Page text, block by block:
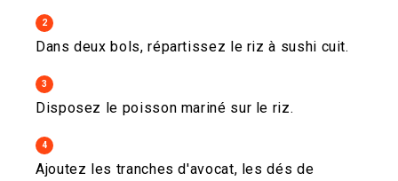
2
Dans deux bols, répartissez le riz à sushi cuit.
3
Disposez le poisson mariné sur le riz.
4
Ajoutez les tranches d'avocat, les dés de